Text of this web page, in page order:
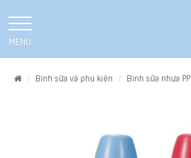
MENU
HomeBình sữa và phụ kiện Bình sữa nhựa PP